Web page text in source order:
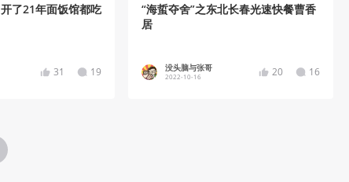
了21年面饭馆都吃
31 19
“海蜇夺舍”之东北长春光速快餐曹香
居
没头脑与张哥
2022-10-16 20 16